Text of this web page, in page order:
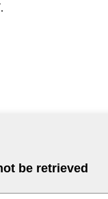
© کپی‌رایت - ۲۰۱۰-۲۰۲۵: تمامی حقوق محفوظ است.